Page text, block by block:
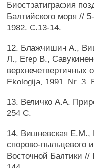
Биостратиграфия
Балтийского моря //
1982. С.13-14.
12. Блажчишин А.,
Л., Егер В.,
верхнечетвертичных
Ekologija, 1991. Nr. 3.
13. Величко А.А.
254 С.
14. Вишневская Е.М.,
спорово-пыльцевого
Восточной Балтики